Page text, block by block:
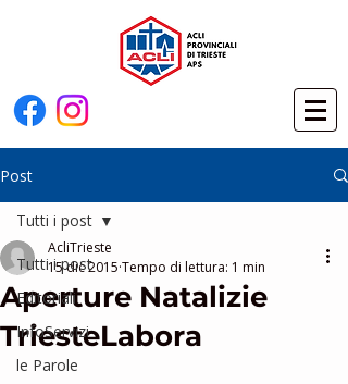
Post
Tutti i post
Editoriali
InfoServizi
le Parole
Tutti i post
Aperture Natalizie
TriesteLabora
AcliTrieste
15 dic 2015 Tempo di lettura: 1 min